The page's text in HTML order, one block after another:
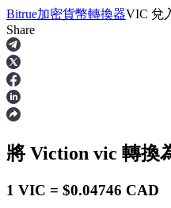
合約
Bitrue加密貨幣轉換器VIC 兌
Share
將 Viction vic 轉換
1 VIC = $0.04746 CAD